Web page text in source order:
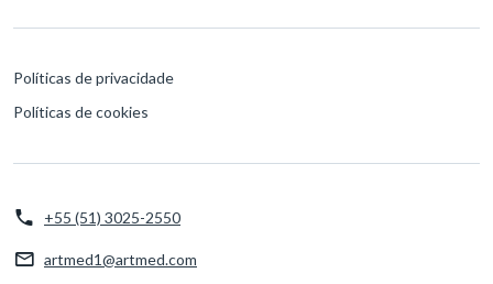
Políticas de privacidade
Políticas de cookies
+55 (51) 3025-2550
artmed1@artmed.com